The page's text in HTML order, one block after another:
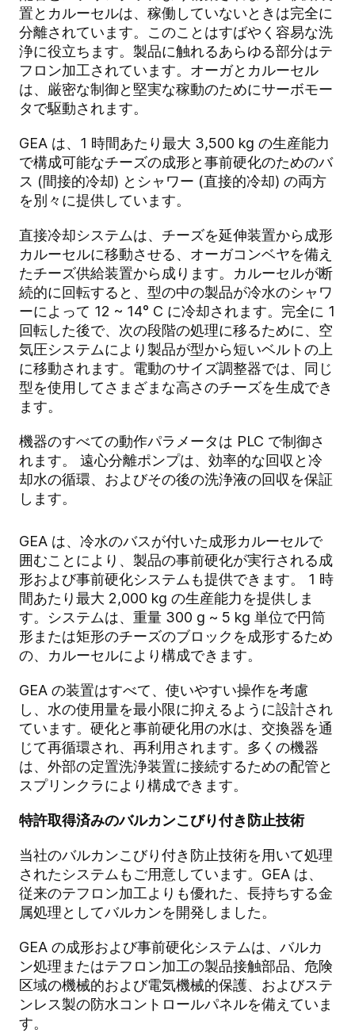
置とカルーセルは、稼働していないときは完全に
分離されています。このことはすばやく容易な洗
浄に役立ちます。製品に触れるあらゆる部分はテ
フロン加工されています。オーガとカルーセル
は、厳密な制御と堅実な稼動のためにサーボモー
タで駆動されます。
GEA は、1 時間あたり最大 3,500 kg の生産能力
で構成可能なチーズの成形と事前硬化のためのバ
ス (間接的冷却) とシャワー (直接的冷却) の両方
を別々に提供しています。
直接冷却システムは、チーズを延伸装置から成形
カルーセルに移動させる、オーガコンベヤを備え
たチーズ供給装置から成ります。カルーセルが断
続的に回転すると、型の中の製品が冷水のシャワ
ーによって 12 ~ 14° C に冷却されます。完全に 1
回転した後で、次の段階の処理に移るために、空
気圧システムにより製品が型から短いベルトの上
に移動されます。電動のサイズ調整器では、同じ
型を使用してさまざまな高さのチーズを生成でき
ます。
機器のすべての動作パラメータは PLC で制御さ
れます。 遠心分離ポンプは、効率的な回収と冷
却水の循環、およびその後の洗浄液の回収を保証
します。
GEA は、冷水のバスが付いた成形カルーセルで
囲むことにより、製品の事前硬化が実行される成
形および事前硬化システムも提供できます。 1 時
間あたり最大 2,000 kg の生産能力を提供しま
す。システムは、重量 300 g ~ 5 kg 単位で円筒
形または矩形のチーズのブロックを成形するため
の、カルーセルにより構成できます。
GEA の装置はすべて、使いやすい操作を考慮
し、水の使用量を最小限に抑えるように設計され
ています。硬化と事前硬化用の水は、交換器を通
じて再循環され、再利用されます。多くの機器
は、外部の定置洗浄装置に接続するための配管と
スプリンクラにより構成できます。
特許取得済みのバルカンこびり付き防止技術
当社のバルカンこびり付き防止技術を用いて処理
されたシステムもご用意しています。GEA は、
従来のテフロン加工よりも優れた、長持ちする金
属処理としてバルカンを開発しました。
GEA の成形および事前硬化システムは、バルカ
ン処理またはテフロン加工の製品接触部品、危険
区域の機械的および電気機械的保護、およびステ
ンレス製の防水コントロールパネルを備えていま
す。